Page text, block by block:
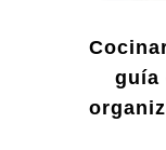
guía